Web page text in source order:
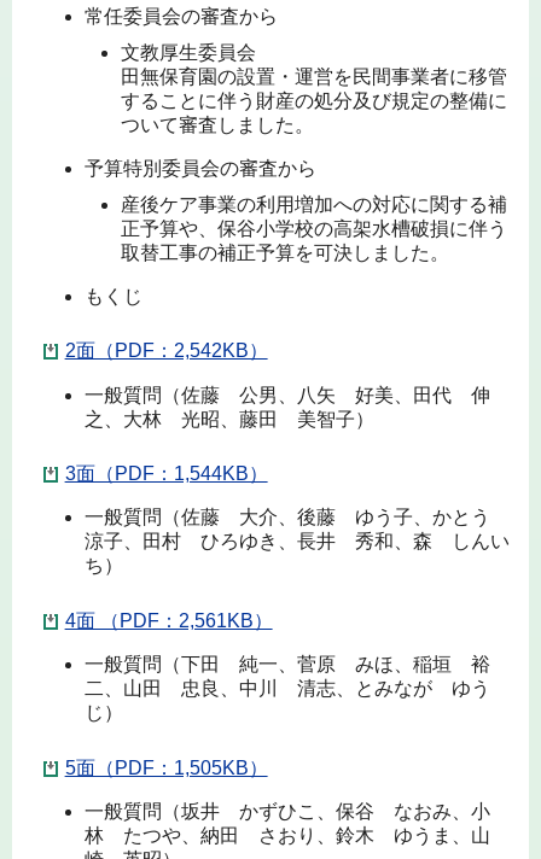
常任委員会の審査から
文教厚生委員会
田無保育園の設置・運営を民間事業者に移管
することに伴う財産の処分及び規定の整備に
ついて審査しました。
予算特別委員会の審査から
産後ケア事業の利用増加への対応に関する補
正予算や、保谷小学校の高架水槽破損に伴う
取替工事の補正予算を可決しました。
もくじ
2面（PDF：2,542KB）
一般質問（佐藤 公男、八矢 好美、田代 伸
之、大林 光昭、藤田 美智子）
3面（PDF：1,544KB）
一般質問（佐藤 大介、後藤 ゆう子、かとう
涼子、田村 ひろゆき、長井 秀和、森 しんい
ち）
4面 （PDF：2,561KB）
一般質問（下田 純一、菅原 みほ、稲垣 裕
二、山田 忠良、中川 清志、とみなが ゆう
じ）
5面（PDF：1,505KB）
一般質問（坂井 かずひこ、保谷 なおみ、小
林 たつや、納田 さおり、鈴木 ゆうま、山